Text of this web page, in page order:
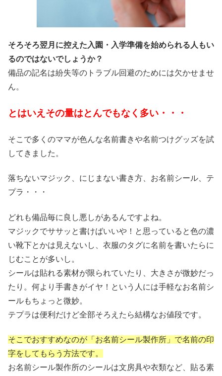
そろそろ翌月に控えた入園・入学準備を始められる人もい
るのではないでしょうか？
備品の記名は紛失等のトラブル回避のためには欠かせませ
ん。
とはいえその量はとんでもなく多い・・・
そこで多くのママが色んな名前書きや名前つけグッズを試
してきました。
落ちないマジック、にじまない書き方、お名前シール、テ
プラ・・・
どれも備品毎に良し悪しがあるんですよね。
マジックでササッと書けばいいや！と思っていると色の濃
い靴下とかは見えないし、衣服のタグに名前を書いたらに
じむことが多いし。
シールは貼れる素材が限られていたり、大きさが微妙だっ
たり。何より手書きがイヤ！という人には手軽なお名前シ
ールもちょっと微妙。
テプラは便利だけど全部そろえたら結構なお値段です。
そこでおすすめなのが「お名前シール製作所」で名前の印
字をしてもらう方法です。
お名前シール製作所のシールは文房具や衣類など、貼る素